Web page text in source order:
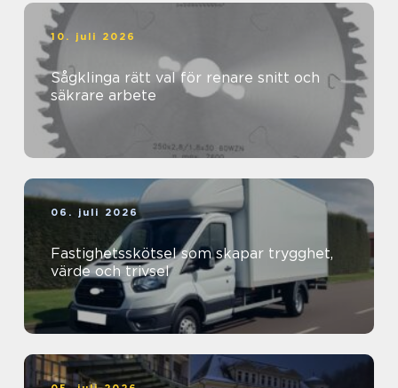
10. juli 2026
Sågklinga rätt val för renare snitt och
säkrare arbete
06. juli 2026
Fastighetsskötsel som skapar trygghet,
värde och trivsel